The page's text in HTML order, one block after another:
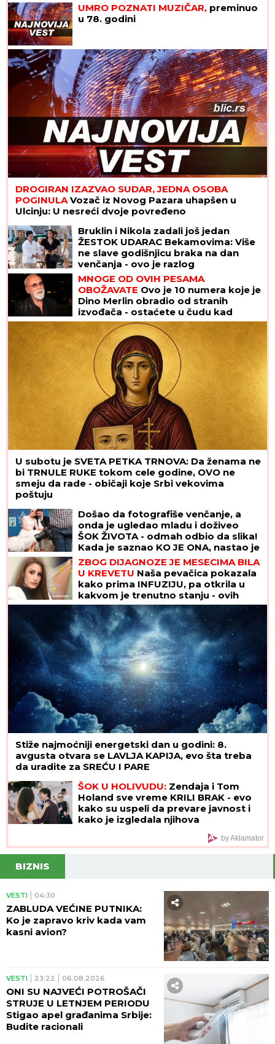
UMRO POZNATI MUZIČAR, preminuo
u 78. godini
DROGIRAN IZAZVAO SUDAR, JEDNA OSOBA
POGINULAVozač iz Novog Pazara uhapšen u
Ulcinju: U nesreći dvoje povređeno
Bruklin i Nikola zadali još jedan
ŽESTOK UDARAC Bekamovima: Više
ne slave godišnjicu braka na dan
venčanja - ovo je razlog
MNOGE OD OVIH PESAMA
OBOŽAVATE Ovo je 10 numera koje je
Dino Merlin obradio od stranih
izvođača - ostaćete u čudu kad
vidite spisak
U subotu je SVETA PETKA TRNOVA: Da ženama ne
bi TRNULE RUKE tokom cele godine, OVO ne
smeju da rade - običaji koje Srbi vekovima
poštuju
Došao da fotografiše venčanje, a
onda je ugledao mladu i doživeo
ŠOK ŽIVOTA - odmah odbio da slika!
Kada je saznao KO JE ONA, nastao je
opšti HAOS
ZBOG DIJAGNOZE JE MESECIMA BILA
U KREVETU Naša pevačica pokazala
kako prima INFUZIJU, pa otkrila u
kakvom je trenutno stanju - ovih
dana prodaje i kuću
Stiže najmoćniji energetski dan u godini: 8.
avgusta otvara se LAVLJA KAPIJA, evo šta treba
da uradite za SREĆU I PARE
ŠOK U HOLIVUDU: Zendaja i Tom
Holand sve vreme KRILI BRAK - evo
kako su uspeli da prevare javnost i
kako je izgledala njihova
by Aklamator
BIZNIS
VESTI 04:30
ZABLUDA VEĆINE PUTNIKA:
Ko je zapravo kriv kada vam
kasni avion?
VESTI 23:22 06.08.2026
ONI SU NAJVEĆI POTROŠAČI
STRUJE U LETNJEM PERIODU
Stigao apel građanima Srbije:
Budite racionali